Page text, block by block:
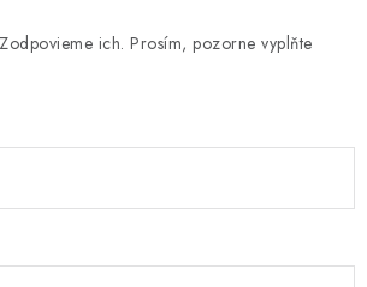
ich. Prosím, pozorne vyplňte